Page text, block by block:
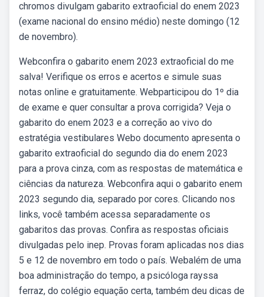
chromos divulgam gabarito extraoficial do enem 2023
(exame nacional do ensino médio) neste domingo (12
de novembro).
Webconfira o gabarito enem 2023 extraoficial do me
salva! Verifique os erros e acertos e simule suas
notas online e gratuitamente. Webparticipou do 1º dia
de exame e quer consultar a prova corrigida? Veja o
gabarito do enem 2023 e a correção ao vivo do
estratégia vestibulares Webo documento apresenta o
gabarito extraoficial do segundo dia do enem 2023
para a prova cinza, com as respostas de matemática e
ciências da natureza. Webconfira aqui o gabarito enem
2023 segundo dia, separado por cores. Clicando nos
links, você também acessa separadamente os
gabaritos das provas. Confira as respostas oficiais
divulgadas pelo inep. Provas foram aplicadas nos dias
5 e 12 de novembro em todo o país. Webalém de uma
boa administração do tempo, a psicóloga rayssa
ferraz, do colégio equação certa, também deu dicas de